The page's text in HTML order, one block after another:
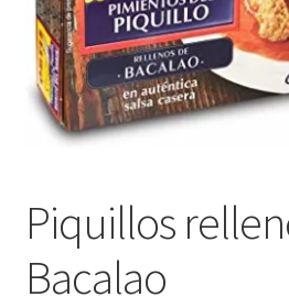
Contáctanos
Envíos
Finalizar compra
Métodos de pago
Piquillos
Bacalao